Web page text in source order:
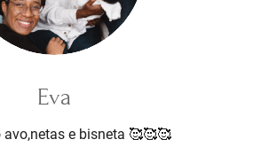
Eva
e bisneta 🥰🥰🥰